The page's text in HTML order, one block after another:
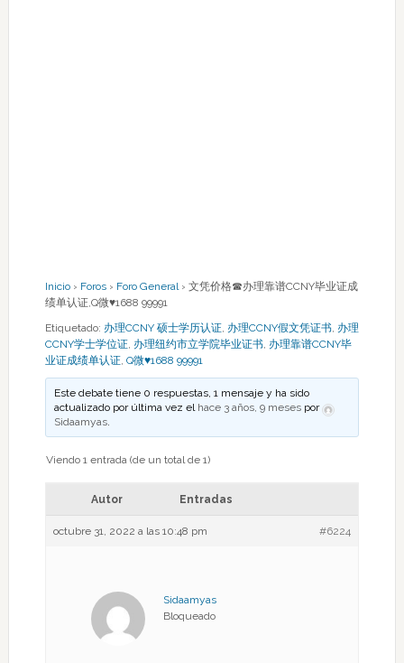
Inicio › Foros › Foro General › 文凭价格☎办理靠谱CCNY毕业证成
绩单认证,Q微♥1688 99991
Etiquetado: 办理CCNY 硕士学历认证, 办理CCNY假文凭证书, 办理
CCNY学士学位证, 办理纽约市立学院毕业证书, 办理靠谱CCNY毕
业证成绩单认证, Q微♥1688 99991
Este debate tiene 0 respuestas, 1 mensaje y ha sido
actualizado por última vez el hace 3 años, 9 meses por
Sidaamyas.
Viendo 1 entrada (de un total de 1)
Autor Entradas
octubre 31, 2022 a las 10:48 pm #6224
Sidaamyas
Bloqueado